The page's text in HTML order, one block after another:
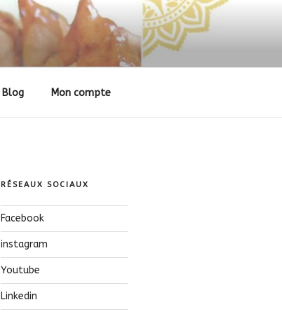
Blog Mon compte
RÉSEAUX SOCIAUX
Facebook
instagram
Youtube
Linkedin